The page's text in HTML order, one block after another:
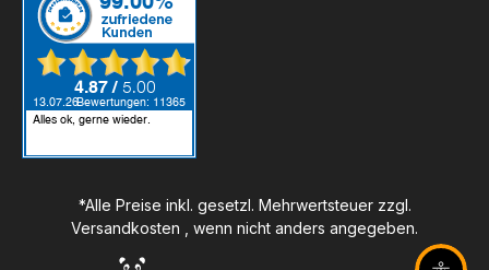
*Alle Preise inkl. gesetzl. Mehrwertsteuer zzgl.
Versandkosten , wenn nicht anders angegeben.